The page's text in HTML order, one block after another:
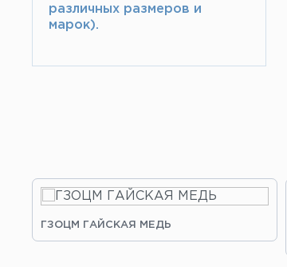
различных размеров и
марок).
ГЗОЦМ ГАЙСКАЯ МЕДЬ